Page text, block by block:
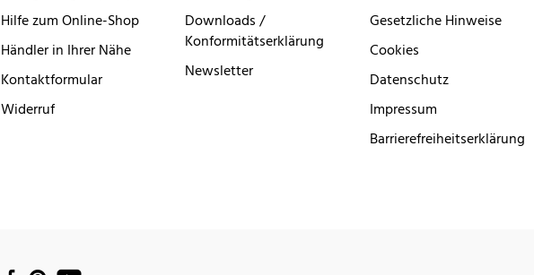
Hilfe zum Online-Shop
Händler in Ihrer Nähe
Kontaktformular
Widerruf
Downloads /
Konformitätserklärung
Newsletter
Gesetzliche Hinweise
Cookies
Datenschutz
Impressum
Barrierefreiheitserklärung